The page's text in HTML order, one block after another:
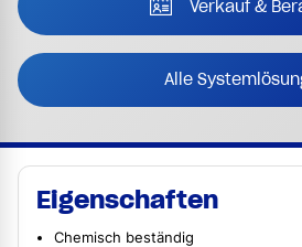
Verkauf &
Alle
Eigenschaften
Chemisch beständig